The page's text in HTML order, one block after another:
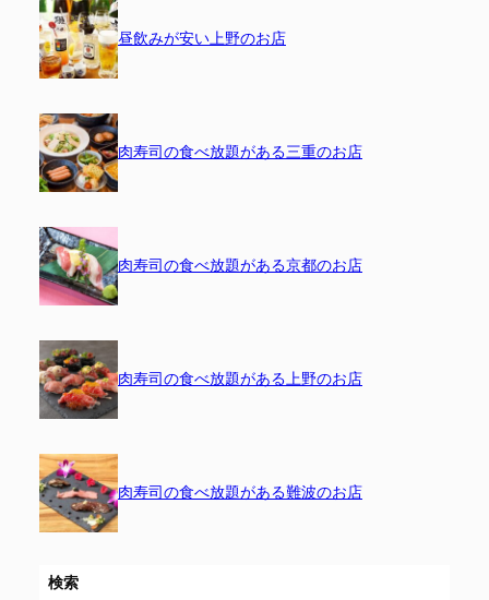
昼飲みが安い上野のお店
肉寿司の食べ放題がある三重のお店
肉寿司の食べ放題がある京都のお店
肉寿司の食べ放題がある上野のお店
肉寿司の食べ放題がある難波のお店
検索